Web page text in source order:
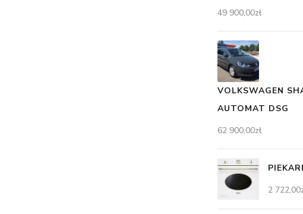
49 900,00zł
VOLKSWAGEN
AUTOMAT DSG
62 900,00zł
2 722,00